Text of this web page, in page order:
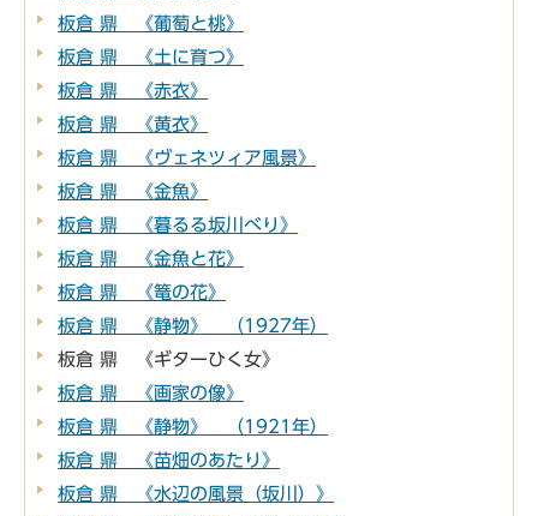
板倉 鼎 《葡萄と桃》
板倉 鼎 《土に育つ》
板倉 鼎 《赤衣》
板倉 鼎 《黄衣》
板倉 鼎 《ヴェネツィア風景》
板倉 鼎 《金魚》
板倉 鼎 《暮るる坂川べり》
板倉 鼎 《金魚と花》
板倉 鼎 《篭の花》
板倉 鼎 《静物》 （1927年）
板倉 鼎 《ギターひく女》
板倉 鼎 《画家の像》
板倉 鼎 《静物》 （1921年）
板倉 鼎 《苗畑のあたり》
板倉 鼎 《水辺の風景（坂川）》